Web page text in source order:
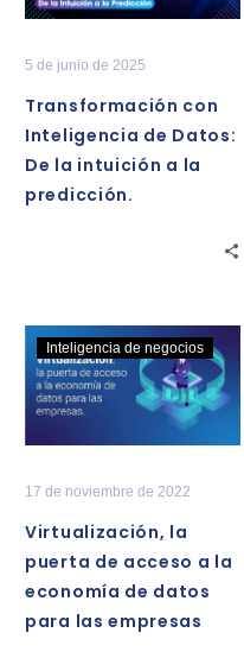
de
la
intuición
a
5 de junio de 2025
Transformación con
Inteligencia de Datos:
De la intuición a la
predicción.
Virtualización,
la
puerta
a
para
Inteligencia de negocios
17 de noviembre de 2022
Virtualización, la
puerta de acceso a la
economía de datos
para las empresas